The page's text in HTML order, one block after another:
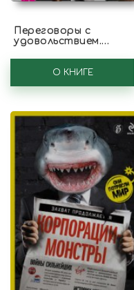
Переговоры с
удовольствием.
и личной жизни
О КНИГЕ